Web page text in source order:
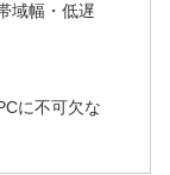
域幅・低遅
に不可欠な